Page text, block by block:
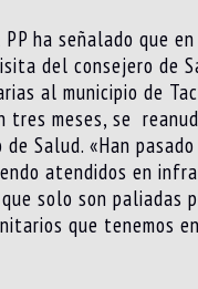
ha señalado que
del consejero de
al municipio de
tres meses, se
Salud. «Han
atendidos en
solo son paliadas
que tenemos